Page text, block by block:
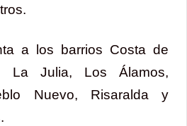
a los barrios Costa de
La Julia, Los Álamos,
Nuevo, Risaralda y